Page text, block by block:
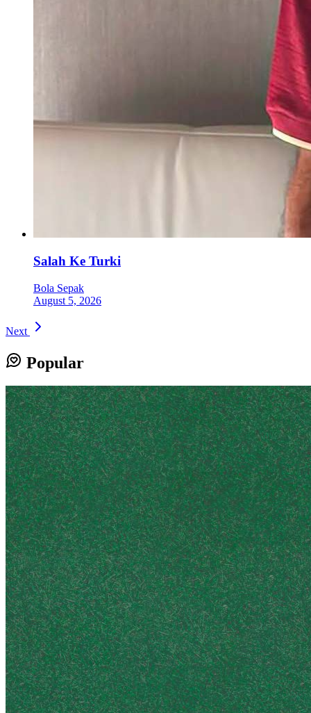
Salah Ke Turki
Bola Sepak
August 5, 2026
Next
Popular